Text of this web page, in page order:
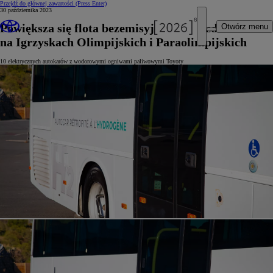
Przejdź do głównej zawartości (Press Enter)
Otwórz menu
30 października 2023
Powiększa się flota bezemisyjnych pojazdów
na Igrzyskach Olimpijskich i Paraolimpijskich
10 elektrycznych autokarów z wodorowymi ogniwami paliwowymi Toyoty